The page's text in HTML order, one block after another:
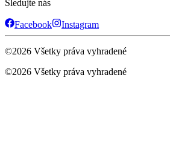
Sledujte nás
Facebook Instagram
©2026 Všetky práva vyhradené
©2026 Všetky práva vyhradené